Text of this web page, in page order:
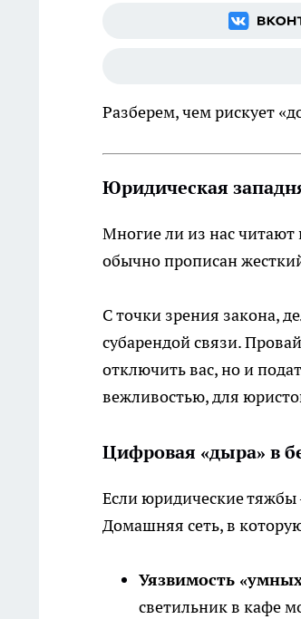
Разберем, чем рискует
Юридическая
Многие ли из нас
обычно прописан
С точки зрения закона,
субарендой связи.
отключить вас, но и
вежливостью, для
Цифровая «дыра» в
Если юридические тяжбы
Домашняя сеть, в
Уязвимость
светильник в кафе